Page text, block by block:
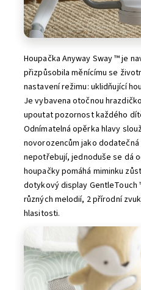
Houpačka Anyway Sway ™ je
přizpůsobila měnícímu se
nastavení režimu: uklidňující
Je vybavena otočnou
upoutat pozornost každého
Odnímatelná opěrka hlavy
novorozencům jako
nepotřebují, jednoduše se dá
houpačky pomáhá miminku
dotykový display GentleTouch
různých melodií, 2 přírodní
hlasitosti.